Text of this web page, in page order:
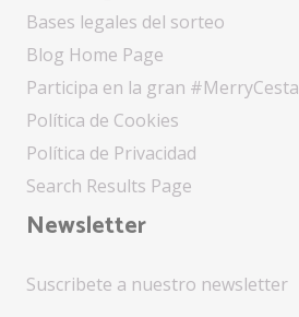
Bases legales del sorteo
Blog Home Page
Participa en la gran #MerryCesta
Política de Cookies
Política de Privacidad
Search Results Page
Newsletter
Suscribete a nuestro newsletter